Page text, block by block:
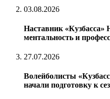
03.08.2026
Наставник
ментальность и
27.07.2026
Волейболисты
начали подготовку к